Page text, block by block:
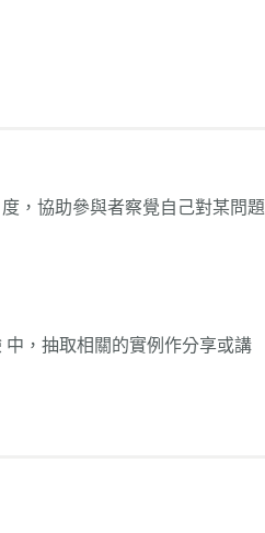
，協助參與者察覺自己對某問題
，抽取相關的實例作分享或講